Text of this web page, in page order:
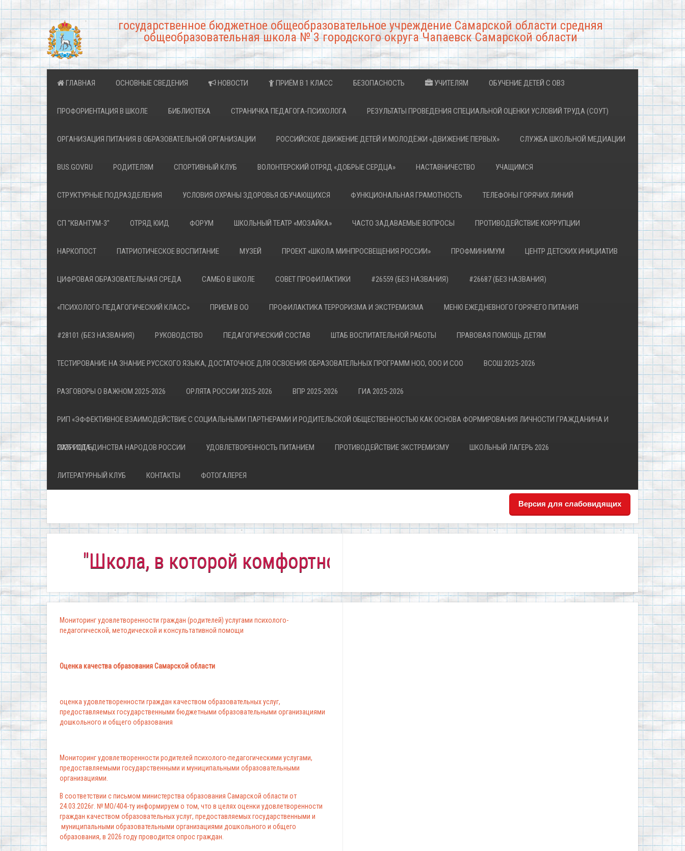
государственное бюджетное общеобразовательное учреждение Самарской области средняя
общеобразовательная школа № 3 городского округа Чапаевск Самарской области
ГЛАВНАЯ ОСНОВНЫЕ СВЕДЕНИЯ НОВОСТИ ПРИЁМ В 1 КЛАСС БЕЗОПАСНОСТЬ УЧИТЕЛЯМ ОБУЧЕНИЕ ДЕТЕЙ С ОВЗ
ПРОФОРИЕНТАЦИЯ В ШКОЛЕ БИБЛИОТЕКА СТРАНИЧКА ПЕДАГОГА-ПСИХОЛОГА РЕЗУЛЬТАТЫ ПРОВЕДЕНИЯ СПЕЦИАЛЬНОЙ ОЦЕНКИ УСЛОВИЙ ТРУДА (СОУТ)
ОРГАНИЗАЦИЯ ПИТАНИЯ В ОБРАЗОВАТЕЛЬНОЙ ОРГАНИЗАЦИИ РОССИЙСКОЕ ДВИЖЕНИЕ ДЕТЕЙ И МОЛОДЁЖИ «ДВИЖЕНИЕ ПЕРВЫХ» СЛУЖБА ШКОЛЬНОЙ МЕДИАЦИИ
BUS.GOV.RU РОДИТЕЛЯМ СПОРТИВНЫЙ КЛУБ ВОЛОНТЕРСКИЙ ОТРЯД «ДОБРЫЕ СЕРДЦА» НАСТАВНИЧЕСТВО УЧАЩИМСЯ
СТРУКТУРНЫЕ ПОДРАЗДЕЛЕНИЯ УСЛОВИЯ ОХРАНЫ ЗДОРОВЬЯ ОБУЧАЮЩИХСЯ ФУНКЦИОНАЛЬНАЯ ГРАМОТНОСТЬ ТЕЛЕФОНЫ ГОРЯЧИХ ЛИНИЙ
СП "КВАНТУМ-3" ОТРЯД ЮИД ФОРУМ ШКОЛЬНЫЙ ТЕАТР «МОЗАЙКА» ЧАСТО ЗАДАВАЕМЫЕ ВОПРОСЫ ПРОТИВОДЕЙСТВИЕ КОРРУПЦИИ
НАРКОПОСТ ПАТРИОТИЧЕСКОЕ ВОСПИТАНИЕ МУЗЕЙ ПРОЕКТ «ШКОЛА МИНПРОСВЕЩЕНИЯ РОССИИ» ПРОФМИНИМУМ ЦЕНТР ДЕТСКИХ ИНИЦИАТИВ
ЦИФРОВАЯ ОБРАЗОВАТЕЛЬНАЯ СРЕДА САМБО В ШКОЛЕ СОВЕТ ПРОФИЛАКТИКИ #26559 (БЕЗ НАЗВАНИЯ) #26687 (БЕЗ НАЗВАНИЯ)
«ПСИХОЛОГО-ПЕДАГОГИЧЕСКИЙ КЛАСС» ПРИЕМ В ОО ПРОФИЛАКТИКА ТЕРРОРИЗМА И ЭКСТРЕМИЗМА МЕНЮ ЕЖЕДНЕВНОГО ГОРЯЧЕГО ПИТАНИЯ
#28101 (БЕЗ НАЗВАНИЯ) РУКОВОДСТВО ПЕДАГОГИЧЕСКИЙ СОСТАВ ШТАБ ВОСПИТАТЕЛЬНОЙ РАБОТЫ ПРАВОВАЯ ПОМОЩЬ ДЕТЯМ
ТЕСТИРОВАНИЕ НА ЗНАНИЕ РУССКОГО ЯЗЫКА, ДОСТАТОЧНОЕ ДЛЯ ОСВОЕНИЯ ОБРАЗОВАТЕЛЬНЫХ ПРОГРАММ НОО, ООО И СОО ВСОШ 2025-2026
РАЗГОВОРЫ О ВАЖНОМ 2025-2026 ОРЛЯТА РОССИИ 2025-2026 ВПР 2025-2026 ГИА 2025-2026
РИП «ЭФФЕКТИВНОЕ ВЗАИМОДЕЙСТВИЕ С СОЦИАЛЬНЫМИ ПАРТНЕРАМИ И РОДИТЕЛЬСКОЙ ОБЩЕСТВЕННОСТЬЮ КАК ОСНОВА ФОРМИРОВАНИЯ ЛИЧНОСТИ ГРАЖДАНИНА И
ПАТРИОТА»
2026 ГОД ЕДИНСТВА НАРОДОВ РОССИИ УДОВЛЕТВОРЕННОСТЬ ПИТАНИЕМ ПРОТИВОДЕЙСТВИЕ ЭКСТРЕМИЗМУ ШКОЛЬНЫЙ ЛАГЕРЬ 2026
ЛИТЕРАТУРНЫЙ КЛУБ КОНТАКТЫ ФОТОГАЛЕРЕЯ
Версия для слабовидящих
"Школа, в которой комфортно всем!"
Мониторинг удовлетворенности граждан (родителей) услугами психолого-
педагогической, методической и консультативной помощи
Оценка качества образования Самарской области
оценка удовлетворенности граждан качеством образовательных услуг,
предоставляемых государственными бюджетными образовательными организациями
дошкольного и общего образования
Мониторинг удовлетворенности родителей психолого-педагогическими услугами,
предоставляемыми государственными и муниципальными образовательными
организациями.
В соответствии с письмом министерства образования Самарской области от
24.03.2026г. № МО/404-ту информируем о том, что в целях оценки удовлетворенности
граждан качеством образовательных услуг, предоставляемых государственными и
муниципальными образовательными организациями дошкольного и общего
образования, в 2026 году проводится опрос граждан.